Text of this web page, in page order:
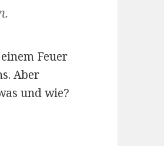
Feuer
Aber
und wie?